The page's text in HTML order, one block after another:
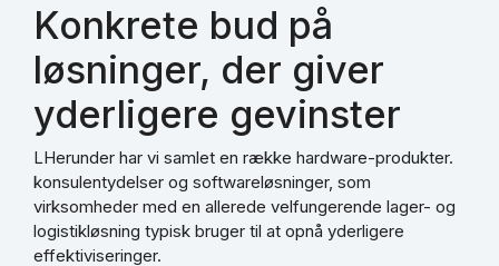
Konkrete bud på
løsninger, der giver
yderligere gevinster
LHerunder har vi samlet en række hardware-produkter.
konsulentydelser og softwareløsninger, som
virksomheder med en allerede velfungerende lager- og
logistikløsning typisk bruger til at opnå yderligere
effektiviseringer.